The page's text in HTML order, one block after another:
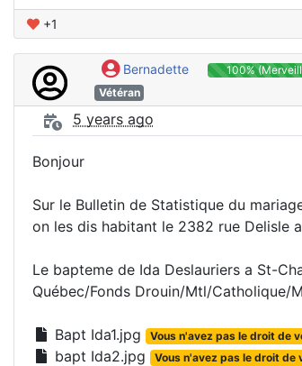
+1
Bernadette
100%
Vétéran
5 years ago
Bonjour
Sur le Bulletin de Statistique du
on les dis habitant le 2382 rue Delisle
Le bapteme de Ida Deslauriers a St-
Québec/Fonds Drouin/Mtl/
Bapt Ida1.jpg Vous n'avez pas le droit de
bapt Ida2.jpg Vous n'avez pas le droit de